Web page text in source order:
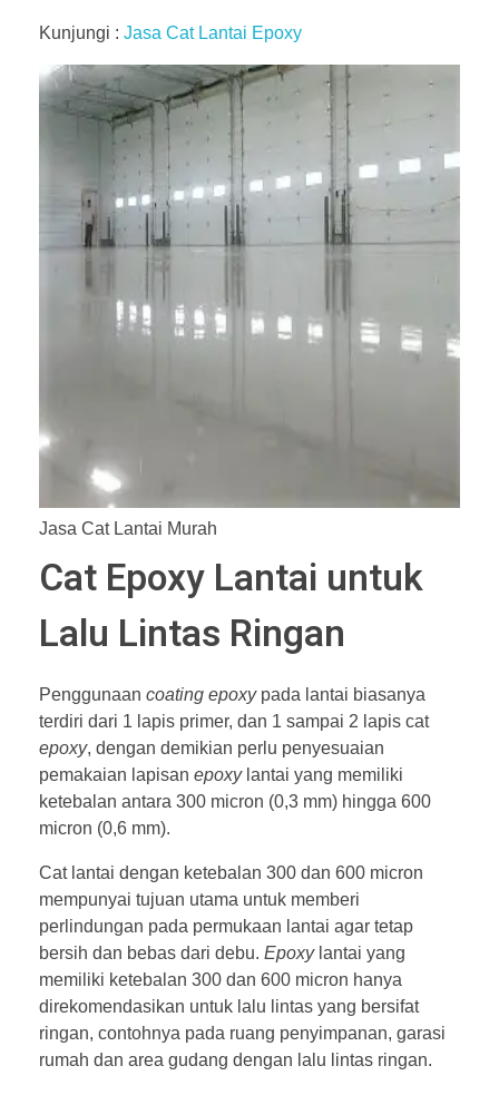
Kunjungi : Jasa Cat Lantai Epoxy
Jasa Cat Lantai Murah
Cat Epoxy Lantai untuk
Lalu Lintas Ringan
Penggunaan coating epoxypada lantai biasanya
terdiri dari 1 lapis primer, dan 1 sampai 2 lapis cat
epoxy, dengan demikian perlu penyesuaian
pemakaian lapisan epoxylantai yang memiliki
ketebalan antara 300 micron (0,3 mm) hingga 600
micron (0,6 mm).
Cat lantai dengan ketebalan 300 dan 600 micron
mempunyai tujuan utama untuk memberi
perlindungan pada permukaan lantai agar tetap
bersih dan bebas dari debu. Epoxylantai yang
memiliki ketebalan 300 dan 600 micron hanya
direkomendasikan untuk lalu lintas yang bersifat
ringan, contohnya pada ruang penyimpanan, garasi
rumah dan area gudang dengan lalu lintas ringan.